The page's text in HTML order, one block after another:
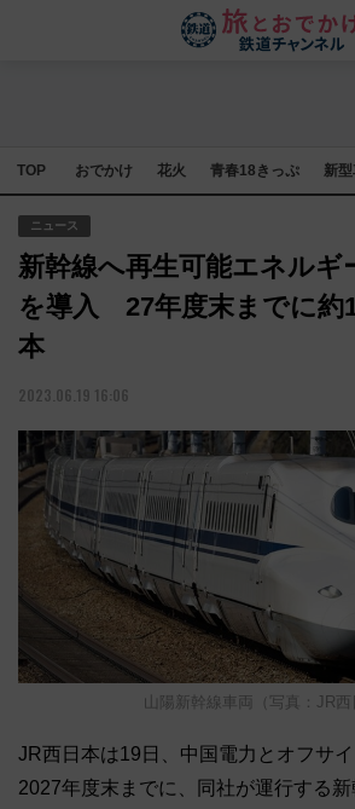
TOP おでかけ 花火 青春18きっぷ 新
ニュース
新幹線へ再生可能エネルギ
を導入 27年度末までに
本
2023.06.19 16:06
山陽新幹線車両（写真：JR西
JR西日本は19日、中国電力とオフサイ
2027年度末までに、同社が運行する